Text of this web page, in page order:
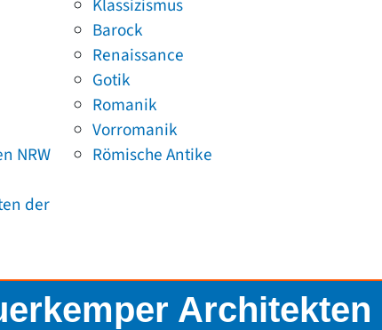
NRW
der
Klassizismus
Barock
Renaissance
Gotik
Romanik
Vorromanik
Römische Antike
Architekten